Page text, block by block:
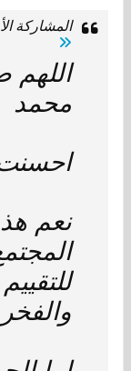
المشاركة
محمد
احسنت
نعم
والفخر